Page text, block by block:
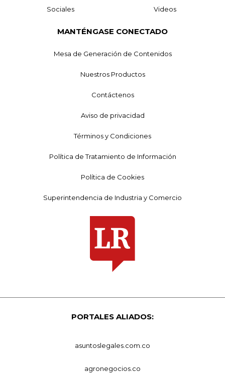
Sociales Videos
MANTÉNGASE CONECTADO
Mesa de Generación de Contenidos
Nuestros Productos
Contáctenos
Aviso de privacidad
Términos y Condiciones
Política de Tratamiento de Información
Política de Cookies
Superintendencia de Industria y Comercio
PORTALES ALIADOS:
asuntoslegales.com.co
agronegocios.co